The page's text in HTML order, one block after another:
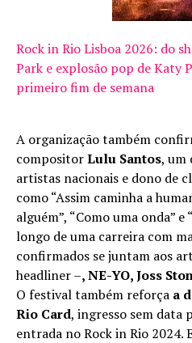
Rock in Rio Lisboa 2026: do
Park e explosão pop de Katy
primeiro fim de semana
A organização também
compositorLulu Santos, um
artistas nacionais e dono de
como “Assim caminha a
alguém”, “Como uma onda”
longo de uma carreira com
confirmados se juntam aos
headliner –, NE-YO, Joss
O festival também reforça a
Rio Card, ingresso sem data
entrada no Rock in Rio 2024.